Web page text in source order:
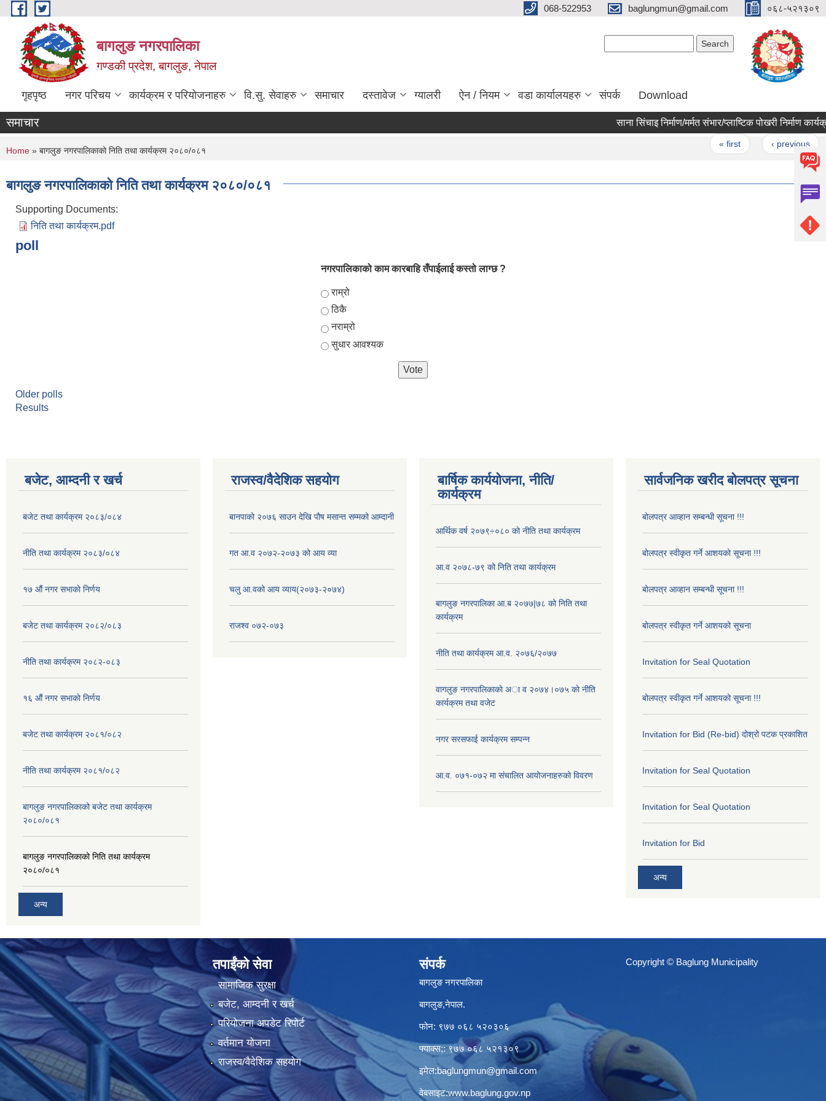
Skip to main content 068-522953 baglungmun@gmail.com ०६८-५२१३०९
बागलुङ नगरपालिका
गण्डकी प्रदेश, बागलुङ, नेपाल
गृहपृष्ठ नगर परिचय कार्यक्रम र परियोजनाहरु वि.सु. सेवाहरु समाचार दस्तावेज ग्यालरी ऐन / नियम वडा कार्यालयहरु संपर्क Download
समाचार साना सिंचाइ निर्माण/मर्मत संभार/प्लाष्टिक पोखरी निर्माण
« first ‹ previous
You are here
Home » बागलुङ नगरपालिकाको निति तथा कार्यक्रम २०८०/०८१
बागलुङ नगरपालिकाको निति तथा कार्यक्रम २०८०/०८१
Supporting Documents:
निति तथा कार्यक्रम.pdf
poll
नगरपालिकाको काम कारबाहि तँपाईलाई कस्तो लाग्छ ?
Choices
राम्रो
ठिकै
नराम्रो
सुधार आवश्यक
Older polls
Results
बजेट, आम्दनी र खर्च
बजेट तथा कार्यक्रम २०८३/०८४
नीति तथा कार्यक्रम २०८३/०८४
१७ ‌‍औं नगर सभाकाे निर्णय
बजेट तथा कार्यक्रम २०८२/०८३
नीति तथा कार्यक्रम २०८२-०८३
१६ ‌औं नगर सभाकाे निर्णय
बजेट तथा कार्यक्रम २०८१/०८२
नीति तथा कार्यक्रम २०८१/०८२
बागलुङ नगरपालिकाको बजेट तथा कार्यक्रम
२०८०/०८१
बागलुङ नगरपालिकाको निति तथा कार्यक्रम
२०८०/०८१
अन्य
राजस्व/वैदेशिक सहयोग
बानपाको २०७६ साउन देखि पौष मसान्त सम्मको आम्दानी
गत आ.व २०७२-२०७३ को आय व्या
चलु आ.वको आय व्याय(२०७३-२०७४)
राजश्व ०७२-०७३
बार्षिक कार्ययोजना, नीति/
कार्यक्रम
आर्थिक वर्ष २०७९÷०८० को नीति तथा कार्यक्रम
आ.व २०७८-७९ को निति तथा कार्यक्रम
बागलुङ नगरपालिका आ.ब २०७७|७८ को निति तथा
कार्यक्रम
नीति तथा कार्यक्रम आ.व. २०७६/२०७७
वागलुङ नगरपालिकाकाे अा‍ व २०७४।०७५ काे नीति
कार्यक्रम तथा वजेट
नगर सरसफाई कार्यक्रम सम्पन्न
आ.व. ०७१-०७२ मा संचालित आयोजनाहरुको विवरण
सार्वजनिक खरीद बोलपत्र सूचना
बोलपत्र आव्हान सम्बन्धी सूचना !!!
बोलपत्र स्वीकृत गर्ने आशयको सूचना !!!
बोलपत्र आव्हान सम्बन्धी सूचना !!!
बोलपत्र स्वीकृत गर्ने आशयको सूचना
Invitation for Seal Quotation
बोलपत्र स्वीकृत गर्ने आशयको सूचना !!!
Invitation for Bid (Re-bid) दोश्रो पटक प्रकाशित
Invitation for Seal Quotation
Invitation for Seal Quotation
Invitation for Bid
अन्य
तपाईंको सेवा
सामाजिक सुरक्षा
बजेट, आम्दनी र खर्च
परियोजना अपडेट रिपोर्ट
वर्तमान योजना
राजस्व/वैदेशिक सहयोग
संपर्क
बागलुङ नगरपालिका
बागलुङ,नेपाल.
फोन: ९७७ ०६८ ५२०३०६
फ्याक्स;: ९७७ ०६८ ५२१३०९
इमेल:baglungmun@gmail.com
वेबसाइट:www.baglung.gov.np
Copyright © Baglung Municipality